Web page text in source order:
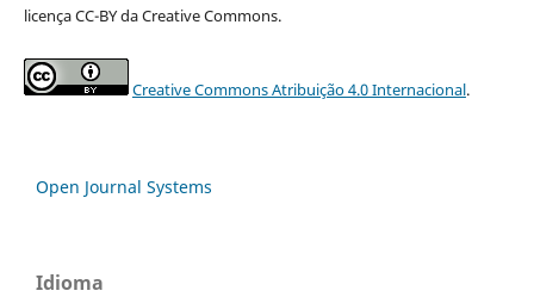
licença CC-BY da Creative Commons.
Creative Commons Atribuição 4.0 Internacional.
Open Journal Systems
Idioma